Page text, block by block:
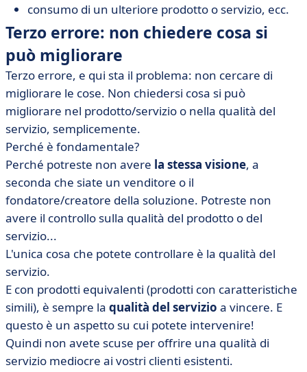
consumo di un ulteriore prodotto o servizio, ecc.
Terzo errore: non chiedere cosa si
può migliorare
Terzo errore, e qui sta il problema: non cercare di
migliorare le cose. Non chiedersi cosa si può
migliorare nel prodotto/servizio o nella qualità del
servizio, semplicemente.
Perché è fondamentale?
Perché potreste non avere la stessa visione, a
seconda che siate un venditore o il
fondatore/creatore della soluzione. Potreste non
avere il controllo sulla qualità del prodotto o del
servizio...
L'unica cosa che potete controllare è la qualità del
servizio.
E con prodotti equivalenti (prodotti con caratteristiche
simili), è sempre la qualità del servizio a vincere. E
questo è un aspetto su cui potete intervenire!
Quindi non avete scuse per offrire una qualità di
servizio mediocre ai vostri clienti esistenti.